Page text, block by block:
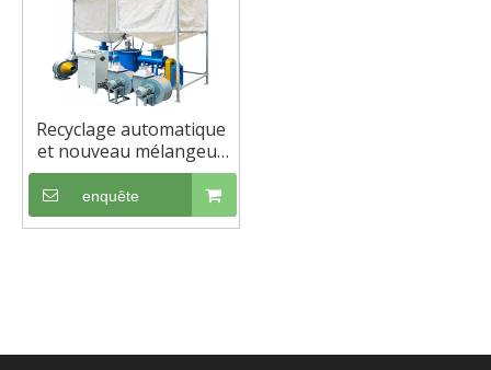
Recyclage automatique
et nouveau mélangeur
proportionnel de
matériau
enquête